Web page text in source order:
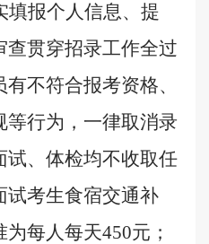
填报个人信息、提
贯穿招录工作全过
不符合报考资格、
行为，一律取消录
试、体检均不收取任
试考生食宿交通补
为每人每天450元；